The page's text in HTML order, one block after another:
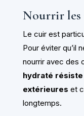
Nourrir les
Le cuir est
Pour éviter qu’il
nourrir avec des
hydraté résiste
extérieures et
longtemps.